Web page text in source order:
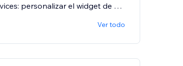
Wix Services: personalizar el widget de servicios de consulta
Ver todo